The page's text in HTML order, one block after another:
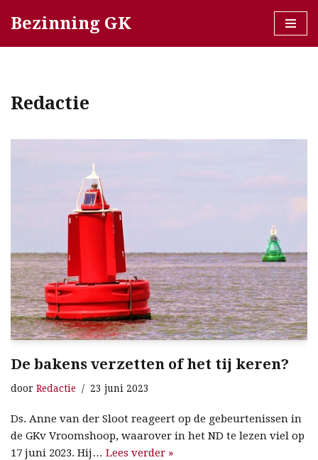
Bezinning GK
Redactie
De bakens verzetten of het tij keren?
door Redactie 23 juni 2023
Ds. Anne van der Sloot reageert op de gebeurtenissen in
de GKv Vroomshoop, waarover in het ND te lezen viel op
17 juni 2023. Hij… Lees verder »